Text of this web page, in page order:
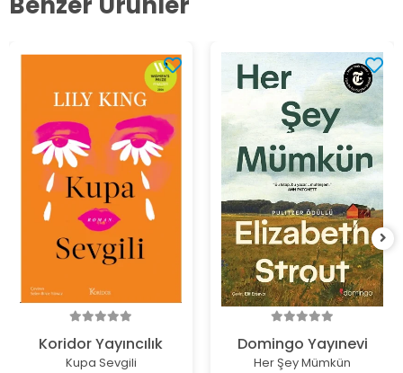
Koridor Yayıncılık
Kupa Sevgili
Domingo Yayınevi
Her Şey Mümkün